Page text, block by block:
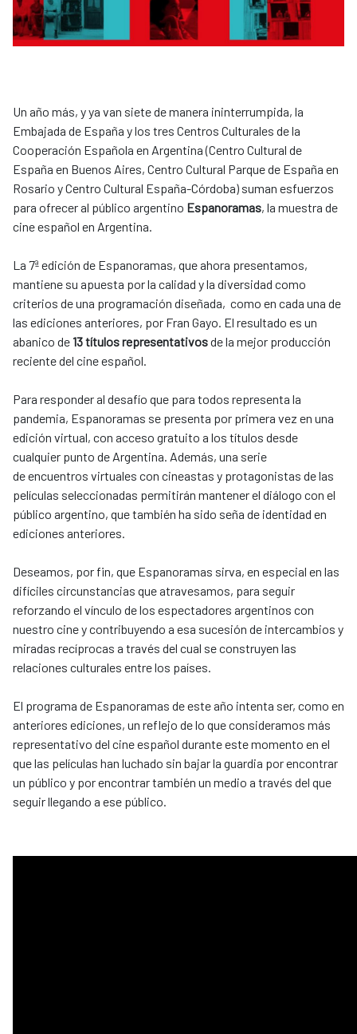
Un año más, y ya van siete de manera ininterrumpida, la
Embajada de España y los tres Centros Culturales de la
Cooperación Española en Argentina (Centro Cultural de
España en Buenos Aires, Centro Cultural Parque de España en
Rosario y Centro Cultural España-Córdoba) suman esfuerzos
para ofrecer al público argentino Espanoramas, la muestra de
cine español en Argentina.
La 7ª edición de Espanoramas, que ahora presentamos,
mantiene su apuesta por la calidad y la diversidad como
criterios de una programación diseñada, como en cada una de
las ediciones anteriores, por Fran Gayo. El resultado es un
abanico de 13 títulos representativosde la mejor producción
reciente del cine español.
Para responder al desafío que para todos representa la
pandemia, Espanoramas se presenta por primera vez en una
edición virtual, con acceso gratuito a los títulos desde
cualquier punto de Argentina. Además, una serie
de encuentros virtuales con cineastas y protagonistas de las
películas seleccionadas permitirán mantener el diálogo con el
público argentino, que también ha sido seña de identidad en
ediciones anteriores.
Deseamos, por fin, que Espanoramas sirva, en especial en las
difíciles circunstancias que atravesamos, para seguir
reforzando el vínculo de los espectadores argentinos con
nuestro cine y contribuyendo a esa sucesión de intercambios y
miradas recíprocas a través del cual se construyen las
relaciones culturales entre los países.
El programa de Espanoramas de este año intenta ser, como en
anteriores ediciones, un reflejo de lo que consideramos más
representativo del cine español durante este momento en el
que las películas han luchado sin bajar la guardia por encontrar
un público y por encontrar también un medio a través del que
seguir llegando a ese público.